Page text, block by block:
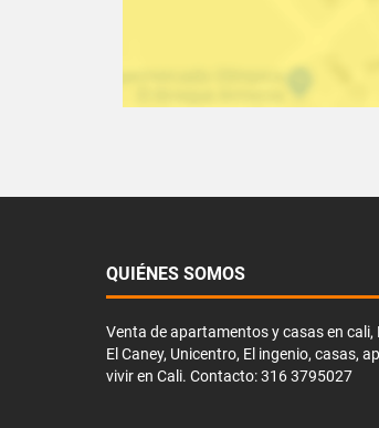
QUIÉNES SOMOS
Venta de apartamentos y casas en cali,
El Caney, Unicentro, El ingenio, casas,
vivir en Cali. Contacto: 316 3795027